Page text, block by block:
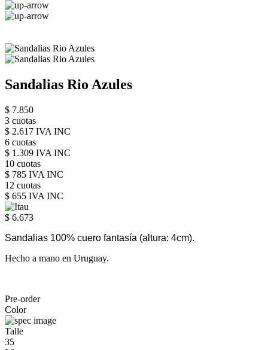
Sandalias Rio Azules
$ 7.850
3 cuotas
$ 2.617 IVA INC
6 cuotas
$ 1.309 IVA INC
10 cuotas
$ 785 IVA INC
12 cuotas
$ 655 IVA INC
$ 6.673
Sandalias 100% cuero fantasía (altura: 4cm).
Hecho a mano en Uruguay.
Pre-order
Color
Talle
35